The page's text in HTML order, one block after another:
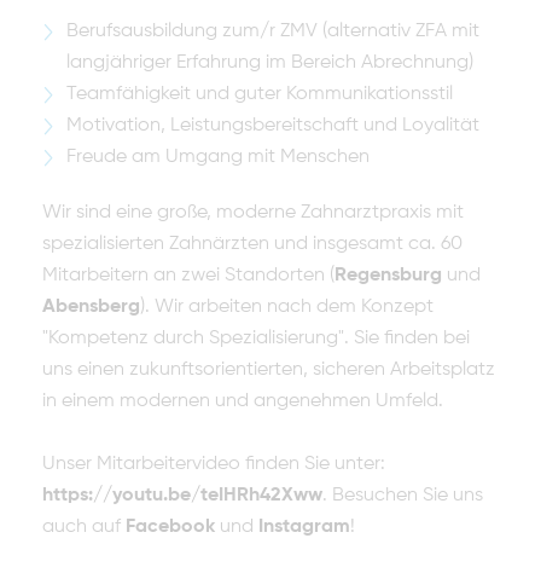
Berufsausbildung zum/r ZMV (alternativ ZFA mit
langjähriger Erfahrung im Bereich Abrechnung)
Teamfähigkeit und guter Kommunikationsstil
Motivation, Leistungsbereitschaft und Loyalität
Freude am Umgang mit Menschen
Wir sind eine große, moderne Zahnarztpraxis mit
spezialisierten Zahnärzten und insgesamt ca. 60
Mitarbeitern an zwei Standorten ( Regensburg und
Abensberg). Wir arbeiten nach dem Konzept
"Kompetenz durch Spezialisierung". Sie finden bei
uns einen zukunftsorientierten, sicheren Arbeitsplatz
in einem modernen und angenehmen Umfeld.
Unser Mitarbeitervideo finden Sie unter:
https://youtu.be/teIHRh42Xww. Besuchen Sie uns
auch auf Facebook und Instagram!